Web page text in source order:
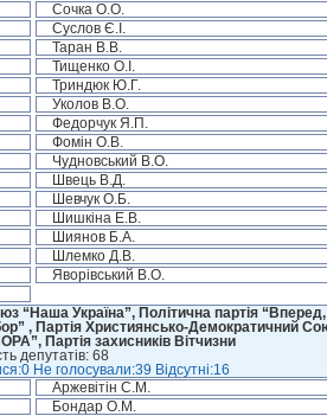
Сочка О.О.
Суслов Є.І.
Таран В.В.
Тищенко О.І.
Триндюк Ю.Г.
Уколов В.О.
Федорчук Я.П.
Фомін О.В.
Чудновський В.О.
Швець В.Д.
Шевчук О.Б.
Шишкіна Е.В.
Шиянов Б.А.
Шлемко Д.В.
Яворівський В.О.
Україна”, Політична партія “Вперед,
, Партія Християнсько-Демократичний
Партія захисників Вітчизни
депутатів: 68
Не голосували:39 Відсутні:16
Аржевітін С.М.
Бондар О.М.